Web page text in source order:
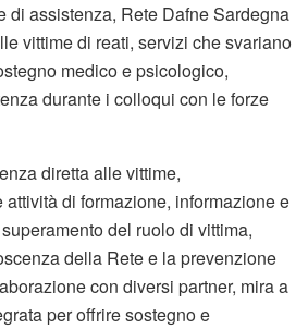
di assistenza, Rete Dafne Sardegna
vittime di reati, servizi che svariano
medico e psicologico,
durante i colloqui con le forze
diretta alle vittime,
attività di formazione, informazione e
del ruolo di vittima,
della Rete e la prevenzione
con diversi partner, mira a
per offrire sostegno e